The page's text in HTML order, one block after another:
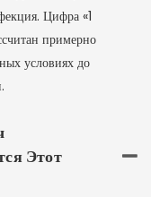
Цифра «1
примерно
условиях до
Этот